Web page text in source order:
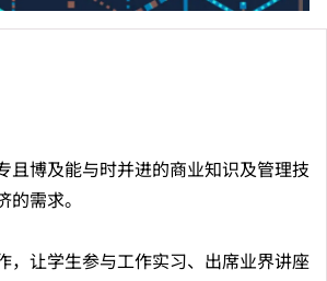
且博及能与时并进的商业知识及管理技
的需求。
，让学生参与工作实习、出席业界讲座